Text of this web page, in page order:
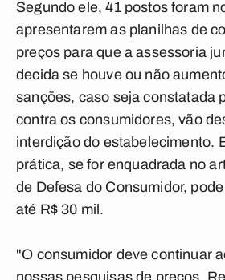
Segundo ele, 41 postos foram
apresentarem as planilhas de
preços para que a assessoria
decida se houve ou não
sanções, caso seja constatada
contra os consumidores, vão
interdição do estabelecimento.
prática, se for enquadrada no
de Defesa do Consumidor,
até R$ 30 mil.
"O consumidor deve continuar
nossas pesquisas de preços.